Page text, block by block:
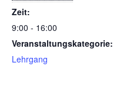
Zeit:
9:00 - 16:00
Veranstaltungskategorie:
Lehrgang